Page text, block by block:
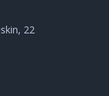
22